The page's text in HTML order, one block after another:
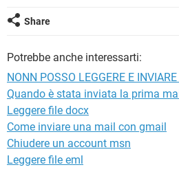
Share
Potrebbe anche interessarti:
NONN POSSO LEGGERE E
Quando è stata inviata la prima
Leggere file docx
Come inviare una mail con gmail
Chiudere un account msn
Leggere file eml